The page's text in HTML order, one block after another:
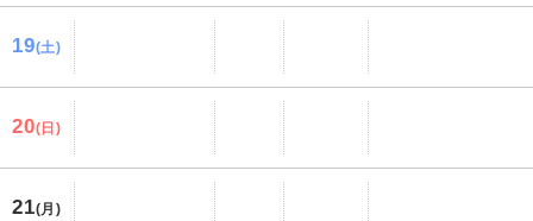
19(土)
20(日)
21(月)